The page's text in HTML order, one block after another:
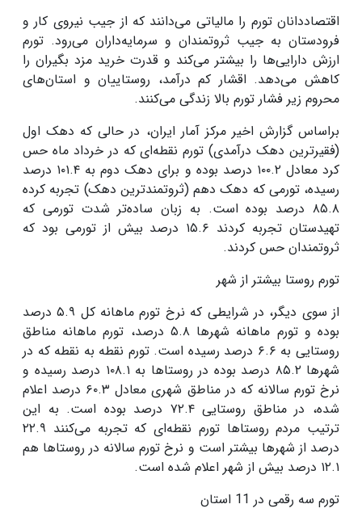
اقتصاددانان تورم را مالیاتی می‌دانند که از جیب نیروی کار و
فرودستان به جیب ثروتمندان و سرمایه‌داران می‌رود. تورم
ارزش دارایی‌ها را بیشتر می‌کند و قدرت خرید مزد بگیران را
کاهش می‌دهد. اقشار کم درآمد، روستاییان و استان‌های
محروم زیر فشار تورم بالا زندگی می‌کنند.
براساس گزارش اخیر مرکز آمار ایران، در حالی که دهک اول
(فقیرترین دهک درآمدی) تورم نقطه‌ای که در خرداد ماه حس
کرد معادل ۱۰۰.۲ درصد بوده و برای دهک دوم به ۱۰۱.۴ درصد
رسیده، تورمی که دهک دهم (ثروتمندترین دهک) تجربه کرده
۸۵.۸ درصد بوده است. به زبان ساده‌تر شدت تورمی که
تهیدستان تجربه کردند ۱۵.۶ درصد بیش از تورمی بود که
ثروتمندان حس کردند.
تورم روستا بیشتر از شهر
از سوی دیگر، در شرایطی که نرخ تورم ماهانه کل ۵.۹ درصد
بوده و تورم ماهانه شهر‌ها۵.۸ درصد، تورم ماهانه مناطق
روستایی به ۶.۶ درصد رسیده است. تورم نقطه به نقطه که در
شهر‌ها ۸۵.۲ درصد بوده در روستا‌ها به ۱۰۸.۱ درصد رسیده و
نرخ تورم سالانه که در مناطق شهری معادل ۶۰.۳ درصد اعلام
شده، در مناطق روستایی۷۲.۴ درصد بوده است. به این
ترتیب مردم روستا‌ها تورم نقطه‌ای که تجربه می‌کنند ۲۲.۹
درصد از شهر‌ها بیشتر است و نرخ تورم سالانه در روستا‌ها هم
۱۲.۱ درصد بیش از شهر اعلام شده است.
تورم سه رقمی در 11 استان